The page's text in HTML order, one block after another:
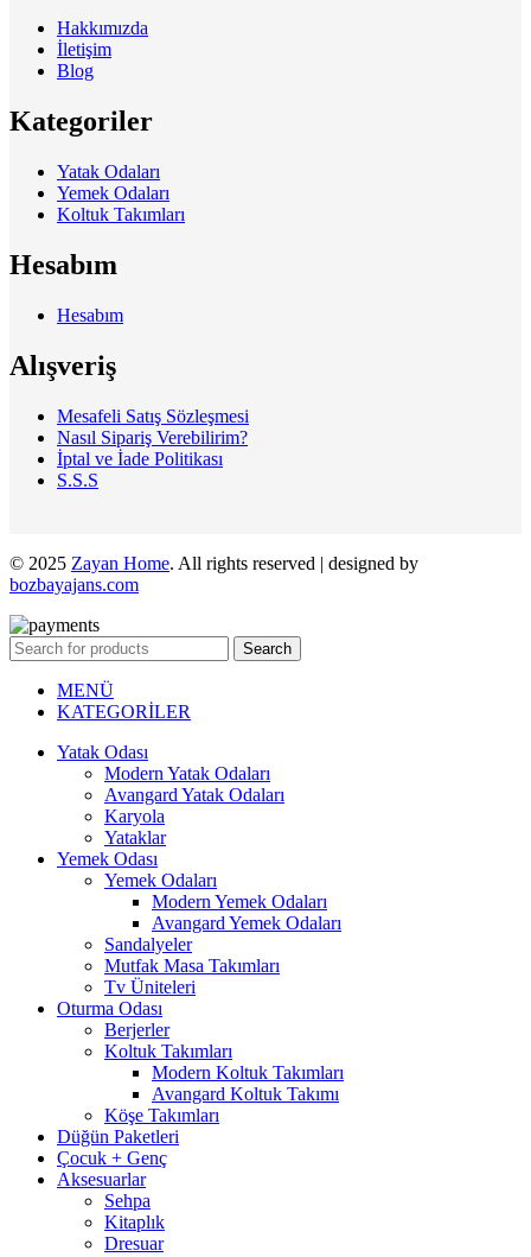
Hakkımızda
İletişim
Blog
Kategoriler
Yatak Odaları
Yemek Odaları
Koltuk Takımları
Hesabım
Hesabım
Alışveriş
Mesafeli Satış Sözleşmesi
Nasıl Sipariş Verebilirim?
İptal ve İade Politikası
S.S.S
© 2025 Zayan Home. All rights reserved | designed by
bozbayajans.com
Search
MENÜ
KATEGORİLER
Yatak Odası
Modern Yatak Odaları
Avangard Yatak Odaları
Karyola
Yataklar
Yemek Odası
Yemek Odaları
Modern Yemek Odaları
Avangard Yemek Odaları
Sandalyeler
Mutfak Masa Takımları
Tv Üniteleri
Oturma Odası
Berjerler
Koltuk Takımları
Modern Koltuk Takımları
Avangard Koltuk Takımı
Köşe Takımları
Düğün Paketleri
Çocuk + Genç
Aksesuarlar
Sehpa
Kitaplık
Dresuar